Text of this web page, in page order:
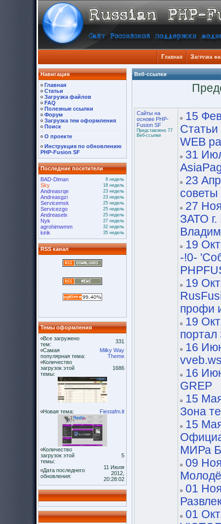
Главная Загрузка
Навигация
Главная
Статьи
Загрузка файлов
FAQ
Полезные ссылки
Форум
Загрузка тем оформления
Поиск
О проекте
Инструкция по обновлению
PHP-Fusion SF
Последние посетители
BAD-Diman
8 недель
Sky 18 недель
Andreasrqe 23 недель
Andreasgzi 23 недель
Servicemsk 25 недель
Servicezgo 25 недель
Andreaselx 25 недель
Nyk 27 недель
agrohimwmm 32 недель
kirik 35 недель
RSS канал
Темы оформления
Все загружено
тем:
331
Самая
популярная тема:
Milky Way
Theme
Количество
загрузок этой
темы:
1686
Новая тема: Fiestafm.lt
Количество
загрузок этой
темы:
5
Дата последнего
обновления:
11 Июля
2012,
20:28:02
Веб-ссылки
Сайты на
основе PHP-
Fusion SF
Представлено 77
Веб-ссылки
15
WEB
31
23
советы
27
ЗАТО
19
-!0-
19
профи
19
портал
16
16
GREP
15
Зона
15
МИРа
09
01
01